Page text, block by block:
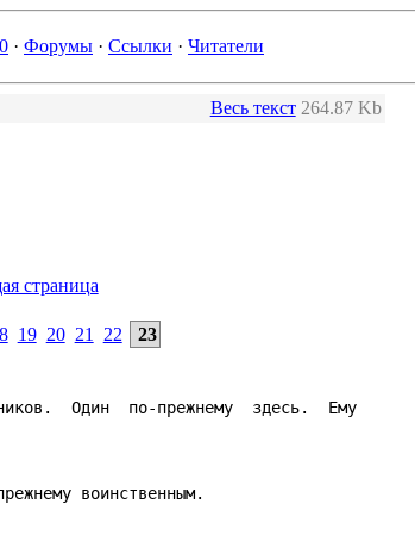
· Форумы · Ссылки · Читатели
Весь текст 264.87 Kb
страница
19 20 21 22 23